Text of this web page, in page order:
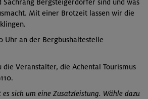
Mit einer Brotzeit lassen wir die
Uhr an der Bergbushaltestelle
Veranstalter, die Achental Tourismus
sich um eine Zusatzleistung. Wähle dazu